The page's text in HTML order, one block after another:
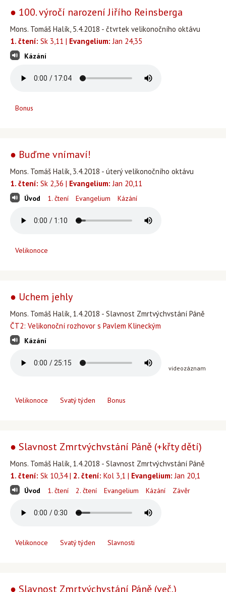
● 100. výročí narození Jiřího Reinsberga
Mons. Tomáš Halík, 5.4.2018 - čtvrtek velikonočního oktávu
1. čtení: Sk 3,11 | Evangelium: Jan 24,35
Kázání
Bonus
● Buďme vnímaví!
Mons. Tomáš Halík, 3.4.2018 - úterý velikonočního oktávu
1. čtení: Sk 2,36 | Evangelium: Jan 20,11
Úvod 1. čtení Evangelium Kázání
Velikonoce
● Uchem jehly
Mons. Tomáš Halík, 1.4.2018 - Slavnost Zmrtvýchvstání Páně
ČT2: Velikonoční rozhovor s Pavlem Klineckým
Kázání
videozáznam
Velikonoce Svatý týden Bonus
● Slavnost Zmrtvýchvstání Páně (+křty dětí)
Mons. Tomáš Halík, 1.4.2018 - Slavnost Zmrtvýchvstání Páně
1. čtení: Sk 10,34 | 2. čtení: Kol 3,1 | Evangelium: Jan 20,1
Úvod 1. čtení 2. čtení Evangelium Kázání Závěr
Velikonoce Svatý týden Slavnosti
● Slavnost Zmrtvýchvstání Páně (več.)